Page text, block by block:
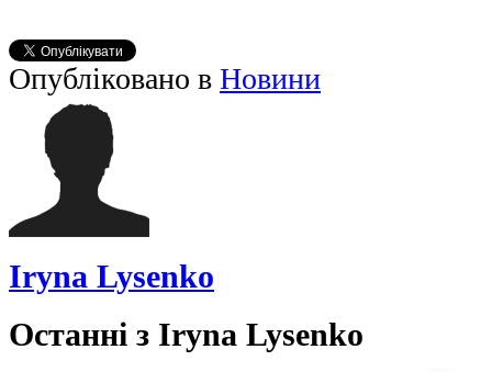
Опубліковано в Новини
Iryna Lysenko
Останні з Iryna Lysenko